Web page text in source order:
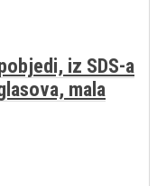
iz SDS-a
mala